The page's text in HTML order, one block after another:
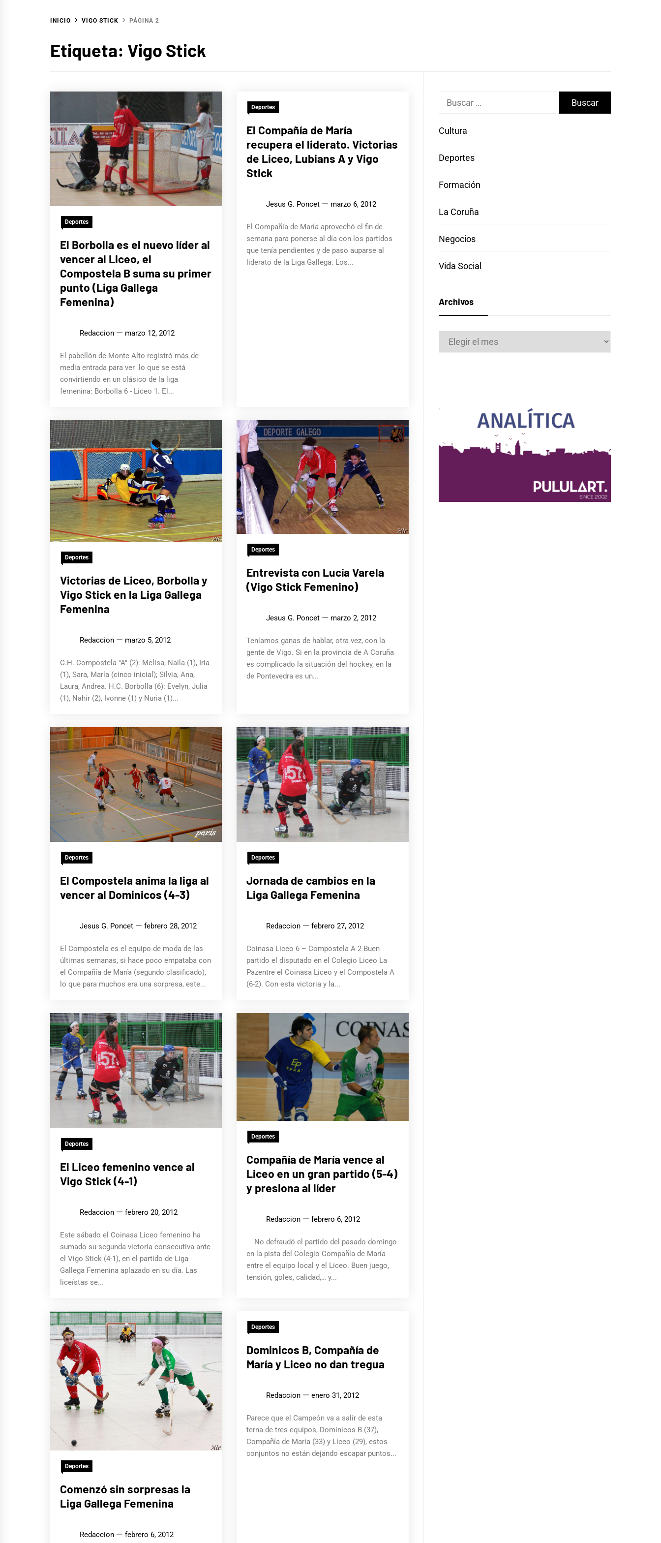
INICIO VIGO STICK PÁGINA 2
Etiqueta: Vigo Stick
Deportes
El Borbolla es el nuevo líder al
vencer al Liceo, el
Compostela B suma su primer
punto (Liga Gallega
Femenina)
Redaccion marzo 12, 2012
El pabellón de Monte Alto registró más de
media entrada para ver lo que se está
convirtiendo en un clásico de la liga
femenina: Borbolla 6 - Liceo 1. El...
Deportes
El Compañía de María
recupera el liderato. Victorias
de Liceo, Lubians A y Vigo
Stick
Jesus G. Poncet marzo 6, 2012
El Compañía de María aprovechó el fin de
semana para ponerse al día con los partidos
que tenía pendientes y de paso auparse al
liderato de la Liga Gallega. Los...
Deportes
Victorias de Liceo, Borbolla y
Vigo Stick en la Liga Gallega
Femenina
Redaccion marzo 5, 2012
C.H. Compostela "A" (2): Melisa, Naila (1), Iria
(1), Sara, María (cinco inicial); Silvia, Ana,
Laura, Andrea. H.C. Borbolla (6): Evelyn, Julia
(1), Nahir (2), Ivonne (1) y Nuria (1)...
Deportes
Entrevista con Lucía Varela
(Vigo Stick Femenino)
Jesus G. Poncet marzo 2, 2012
Teníamos ganas de hablar, otra vez, con la
gente de Vigo. Si en la provincia de A Coruña
es complicado la situación del hockey, en la
de Pontevedra es un...
Deportes
El Compostela anima la liga al
vencer al Dominicos (4-3)
Jesus G. Poncet febrero 28, 2012
El Compostela es el equipo de moda de las
últimas semanas, si hace poco empataba con
el Compañía de María (segundo clasificado),
lo que para muchos era una sorpresa, este...
Deportes
Jornada de cambios en la
Liga Gallega Femenina
Redaccion febrero 27, 2012
Coinasa Liceo 6 – Compostela A 2 Buen
partido el disputado en el Colegio Liceo La
Pazentre el Coinasa Liceo y el Compostela A
(6-2). Con esta victoria y la...
Deportes
El Liceo femenino vence al
Vigo Stick (4-1)
Redaccion febrero 20, 2012
Este sábado el Coinasa Liceo femenino ha
sumado su segunda victoria consecutiva ante
el Vigo Stick (4-1), en el partido de Liga
Gallega Femenina aplazado en su día. Las
liceístas se...
Deportes
Compañía de María vence al
Liceo en un gran partido (5-4)
y presiona al líder
Redaccion febrero 6, 2012
No defraudó el partido del pasado domingo
en la pista del Colegio Compañía de María
entre el equipo local y el Liceo. Buen juego,
tensión, goles, calidad,… y...
Deportes
Comenzó sin sorpresas la
Liga Gallega Femenina
Redaccion febrero 6, 2012
Deportes
Dominicos B, Compañía de
María y Liceo no dan tregua
Redaccion enero 31, 2012
Parece que el Campeón va a salir de esta
terna de tres equipos, Dominicos B (37),
Compañía de María (33) y Liceo (29), estos
conjuntos no están dejando escapar puntos...
Buscar:
Cultura
Deportes
Formación
La Coruña
Negocios
Vida Social
Archivos
Archivos